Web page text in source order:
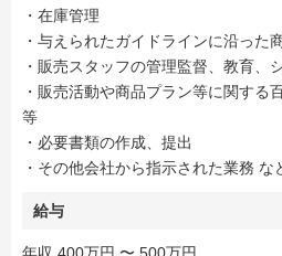
・在庫管理
・与えられたガイドラインに沿った
・販売スタッフの管理監督、教育、
・販売活動や商品プラン等に関する
等
・必要書類の作成、提出
・その他会社から指示された業務 な
給与